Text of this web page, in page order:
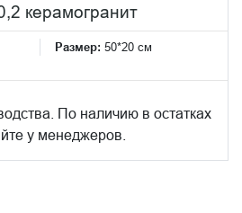
керамогранит
Размер: 50*20 см
По наличию в остатках
у менеджеров.